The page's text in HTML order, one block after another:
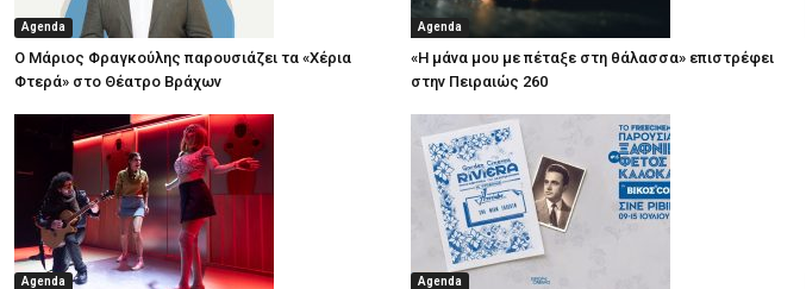
Agenda
Ο Μάριος Φραγκούλης παρουσιάζει τα «Χέρια
Φτερά» στο Θέατρο Βράχων
Agenda
«Η μάνα μου με πέταξε στη θάλασσα» επιστρέφει
στην Πειραιώς 260
Agenda Agenda